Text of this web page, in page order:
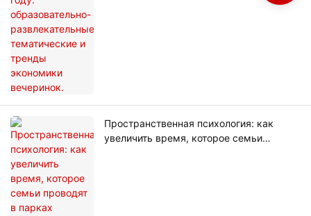
Пространственная психология: как
увеличить время, которое семьи